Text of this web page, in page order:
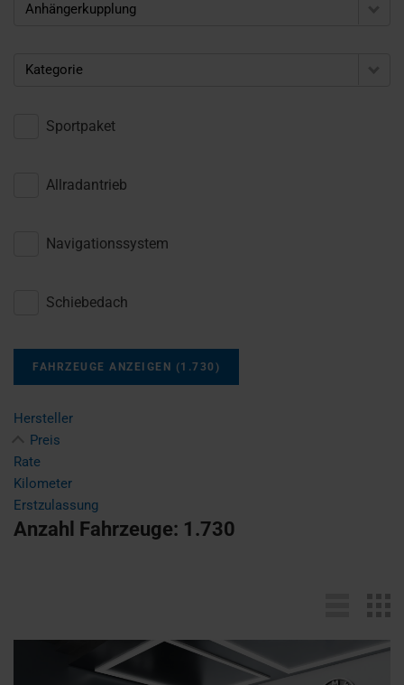
Anhängerkupplung
Kategorie
Sportpaket
Allradantrieb
Navigationssystem
Schiebedach
FAHRZEUGE ANZEIGEN (1.730 )
Hersteller
Preis
Rate
Kilometer
Erstzulassung
Anzahl Fahrzeuge: 1.730